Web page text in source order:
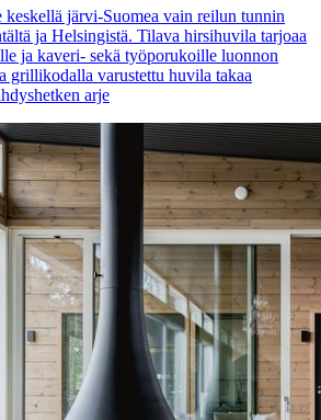
järvi-Suomea vain reilun tunnin
ja Helsingistä. Tilava hirsihuvila tarjoaa
ja kaveri- sekä työporukoille luonnon
grillikodalla varustettu huvila takaa
arje